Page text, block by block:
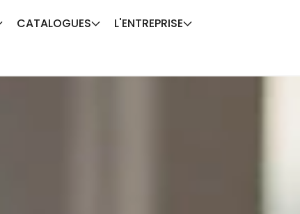
CATALOGUES
L'ENTREPRISE